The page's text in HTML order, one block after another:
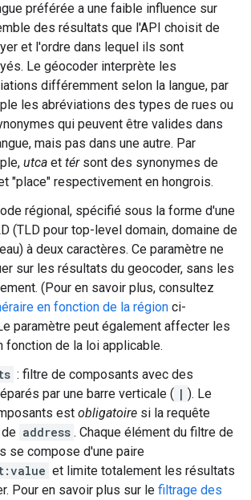
préférée a une faible influence sur
des résultats que l'API choisit de
et l'ordre dans lequel ils sont
Le géocoder interprète les
différemment selon la langue, par
les abréviations des types de rues ou
qui peuvent être valides dans
mais pas dans une autre. Par
utca et térsont des synonymes de
"place" respectivement en hongrois.
régional, spécifié sous la forme d'une
(TLD pour top-level domain, domaine de
à deux caractères. Ce paramètre ne
sur les résultats du geocoder, sans les
(Pour en savoir plus, consultez
en fonction de la région ci-
paramètre peut également affecter les
fonction de la loi applicable.
: filtre de composants avec des
par une barre verticale ( | ). Le
est obligatoire si la requête
address . Chaque élément du filtre de
se compose d'une paire
et limite totalement les résultats
Pour en savoir plus sur le filtrage des